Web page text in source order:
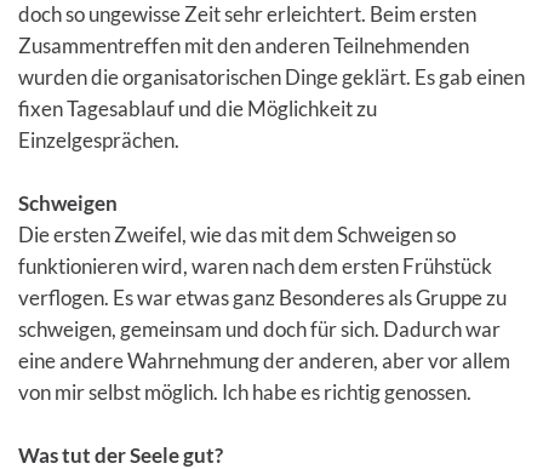
doch so ungewisse Zeit sehr erleichtert. Beim ersten
Zusammentreffen mit den anderen Teilnehmenden
wurden die organisatorischen Dinge geklärt. Es gab einen
fixen Tagesablauf und die Möglichkeit zu
Einzelgesprächen.
Schweigen
Die ersten Zweifel, wie das mit dem Schweigen so
funktionieren wird, waren nach dem ersten Frühstück
verflogen. Es war etwas ganz Besonderes als Gruppe zu
schweigen, gemeinsam und doch für sich. Dadurch war
eine andere Wahrnehmung der anderen, aber vor allem
von mir selbst möglich. Ich habe es richtig genossen.
Was tut der Seele gut?